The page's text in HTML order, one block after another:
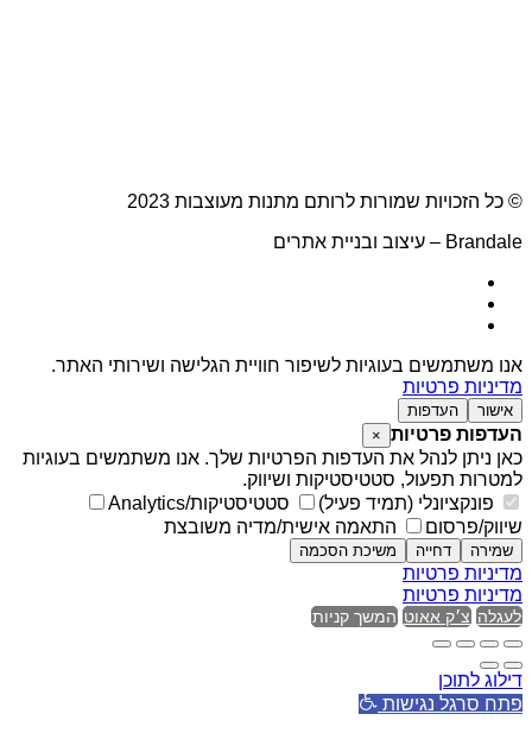
© כל הזכויות שמורות לרותם מתנות מעוצבות 2023
Brandale – עיצוב ובניית אתרים
אנו משתמשים בעוגיות לשיפור חוויית הגלישה ושירותי האתר.
מדיניות פרטיות
אישור העדפות
העדפות פרטיות ×
כאן ניתן לנהל את העדפות הפרטיות שלך. אנו משתמשים בעוגיות
למטרות תפעול, סטטיסטיקות ושיווק.
פונקציונלי (תמיד פעיל)
סטטיסטיקות/Analytics
שיווק/פרסום
התאמה אישית/מדיה משובצת
שמירה דחייה משיכת הסכמה
מדיניות פרטיות
מדיניות פרטיות
לעגלה צ׳ק אאוט המשך קניות
דילוג לתוכן
פתח סרגל נגישות